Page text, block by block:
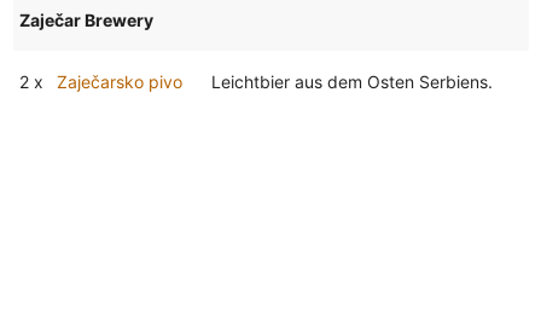
Zaječar Brewery
2 x Zaječarsko pivo Leichtbier aus dem Osten Serbiens.